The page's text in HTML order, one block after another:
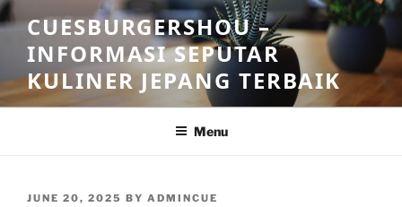
Skip
to
content
CUESBURGERSHOU –
INFORMASI SEPUTAR
KULINER JEPANG TERBAIK
Menu
POSTED
JUNE 20, 2025 BY ADMINCUE